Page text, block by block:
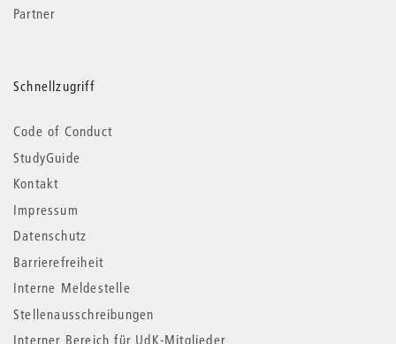
Partner
Schnellzugriff
Code of Conduct
StudyGuide
Kontakt
Impressum
Datenschutz
Barrierefreiheit
Interne Meldestelle
Stellenausschreibungen
Interner Bereich für UdK-Mitglieder